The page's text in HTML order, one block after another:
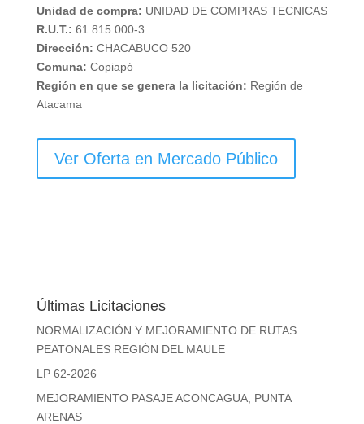
Unidad de compra: UNIDAD DE COMPRAS TECNICAS
R.U.T.: 61.815.000-3
Dirección: CHACABUCO 520
Comuna: Copiapó
Región en que se genera la licitación: Región de
Atacama
Ver Oferta en Mercado Público
Últimas Licitaciones
NORMALIZACIÓN Y MEJORAMIENTO DE RUTAS
PEATONALES REGIÓN DEL MAULE
LP 62-2026
MEJORAMIENTO PASAJE ACONCAGUA, PUNTA
ARENAS